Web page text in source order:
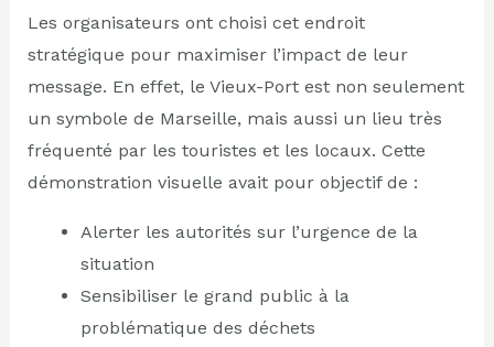
Les organisateurs ont choisi cet endroit
stratégique pour maximiser l’impact de leur
message. En effet, le Vieux-Port est non seulement
un symbole de Marseille, mais aussi un lieu très
fréquenté par les touristes et les locaux. Cette
démonstration visuelle avait pour objectif de :
Alerter les autorités sur l’urgence de la
situation
Sensibiliser le grand public à la
problématique des déchets